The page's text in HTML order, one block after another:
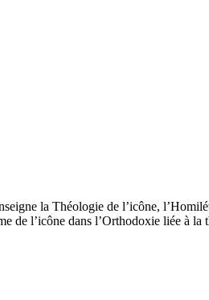
la Théologie de l’icône,
de l’icône dans l’Orthodoxie liée à